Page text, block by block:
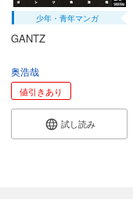
少年・青年マンガ
GANTZ
奥浩哉
値引きあり
試し読み